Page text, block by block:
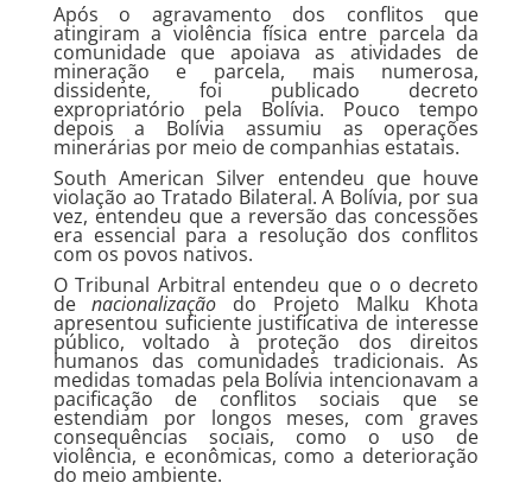
Após o agravamento dos conflitos que
atingiram a violência física entre parcela da
comunidade que apoiava as atividades de
mineração e parcela, mais numerosa,
dissidente, foi publicado decreto
expropriatório pela Bolívia. Pouco tempo
depois a Bolívia assumiu as operações
minerárias por meio de companhias estatais.
South American Silver entendeu que houve
violação ao Tratado Bilateral. A Bolívia, por sua
vez, entendeu que a reversão das concessões
era essencial para a resolução dos conflitos
com os povos nativos.
O Tribunal Arbitral entendeu que o o decreto
denacionalização do Projeto Malku Khota
apresentou suficiente justificativa de interesse
público, voltado à proteção dos direitos
humanos das comunidades tradicionais. As
medidas tomadas pela Bolívia intencionavam a
pacificação de conflitos sociais que se
estendiam por longos meses, com graves
consequências sociais, como o uso de
violência, e econômicas, como a deterioração
do meio ambiente.